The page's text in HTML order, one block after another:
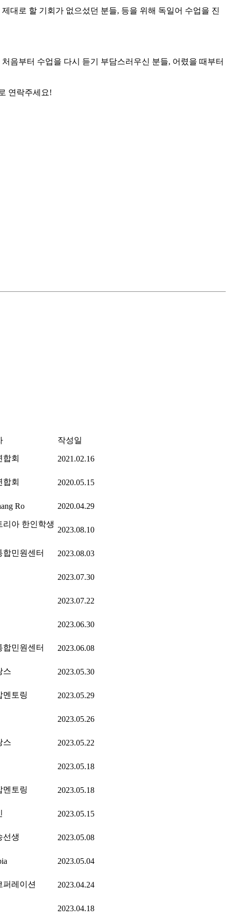
대로 할 기회가 없으섰던 분들, 등을 위해 독일어 수업을 진
음부터 수업을 다시 듣기 부담스러우신 분들, 어렸을 때부터
연락주세요!
작성일
합회 2021.02.16
합회 2020.05.15
Ro 2020.04.29
리아 한인학생
2023.08.10
합민원센터 2023.08.03
2023.07.30
2023.07.22
2023.06.30
합민원센터 2023.06.08
스 2023.05.30
멘토링 2023.05.29
2023.05.26
스 2023.05.22
2023.05.18
멘토링 2023.05.18
2023.05.15
선생 2023.05.08
2023.05.04
퍼레이션 2023.04.24
2023.04.18